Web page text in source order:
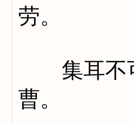
劳。
集耳不可
曹。